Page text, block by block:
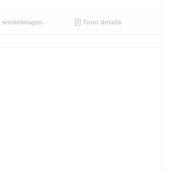
winkelwagen Toon details